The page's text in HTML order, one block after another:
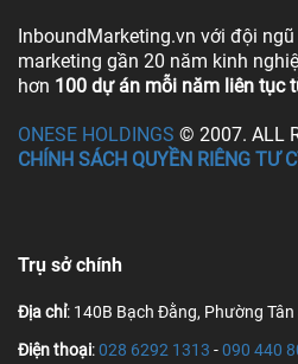
InboundMarketing.vn với đội
marketing gần 20 năm kinh
hơn 100 dự án mỗi năm liên tục
ONESE HOLDINGS © 2007. ALL
CHÍNH SÁCH QUYỀN RIÊNG TƯ
Trụ sở chính
Địa chỉ: 140B Bạch Đằng, Phường Tân
Điện thoại:028 6292 1313 -090 440